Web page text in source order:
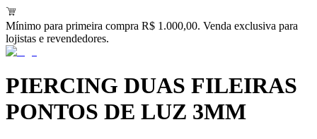
Mínimo para primeira compra R$ 1.000,00. Venda exclusiva para
lojistas e revendedores.
PIERCING DUAS FILEIRAS
PONTOS DE LUZ 3MM